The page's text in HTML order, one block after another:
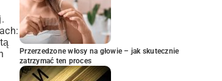
Przerzedzone włosy na głowie – jak skutecznie
zatrzymać ten proces